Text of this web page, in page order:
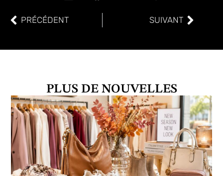
PRÉCÉDENT SUIVANT
PLUS DE NOUVELLES